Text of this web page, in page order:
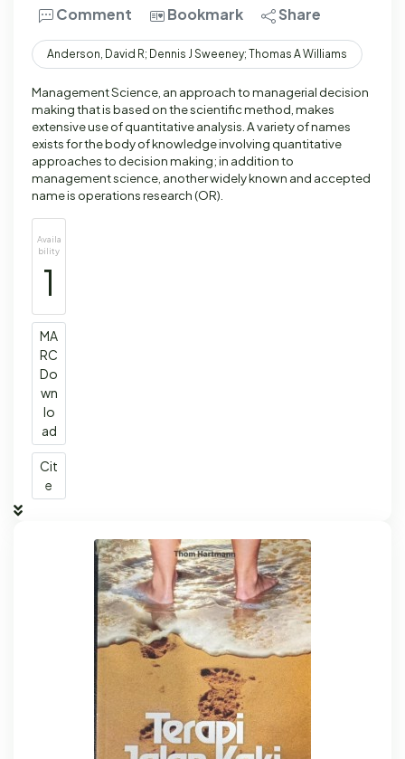
Comment Bookmark Share
Anderson, David R; Dennis J Sweeney; Thomas A Williams
Management Science, an approach to managerial decision
making that is based on the scientific method, makes
extensive use of quantitative analysis. A variety of names
exists for the body of knowledge involving quantitative
approaches to decision making; in addition to
management science, another widely known and accepted
name is operations research (OR).
Availa
bility
1
MA
RC
Do
wn
lo
ad
Cit
e